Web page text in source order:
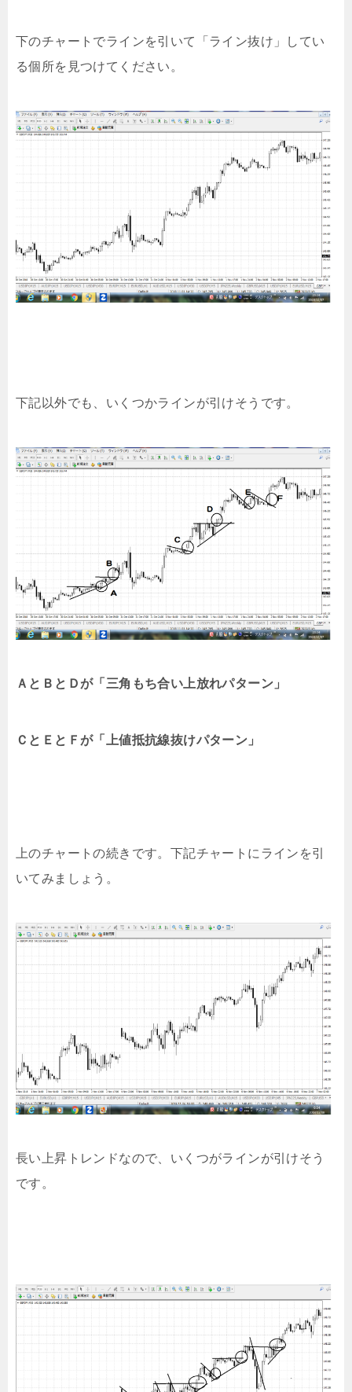
下のチャートでラインを引いて「ライン抜け」してい
る個所を見つけてください。
下記以外でも、いくつかラインが引けそうです。
ＡとＢとＤが「三角もち合い上放れパターン」
ＣとＥとＦが「上値抵抗線抜けパターン」
上のチャートの続きです。下記チャートにラインを引
いてみましょう。
長い上昇トレンドなので、いくつがラインが引けそう
です。